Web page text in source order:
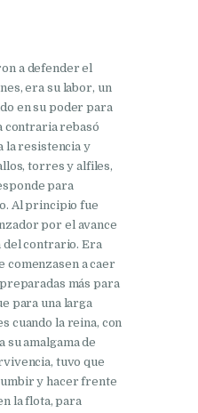
a defender el
era su labor, un
en su poder para
contraria rebasó
la resistencia y
torres y alfiles,
para
Al principio fue
por el avance
del contrario. Era
comenzasen a caer
más para
para una larga
cuando la reina, con
su amalgama de
tuvo que
y hacer frente
la flota, para